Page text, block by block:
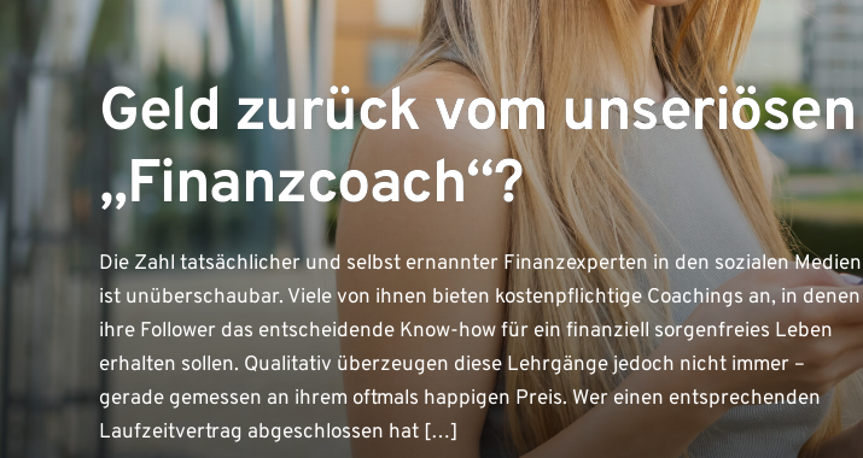
Geld zurück vom unseriösen
„Finanzcoach“?
Die Zahl tatsächlicher und selbst ernannter Finanzexperten in den sozialen Medien
ist unüberschaubar. Viele von ihnen bieten kostenpflichtige Coachings an, in denen
ihre Follower das entscheidende Know-how für ein finanziell sorgenfreies Leben
erhalten sollen. Qualitativ überzeugen diese Lehrgänge jedoch nicht immer –
gerade gemessen an ihrem oftmals happigen Preis. Wer einen entsprechenden
Laufzeitvertrag abgeschlossen hat […]